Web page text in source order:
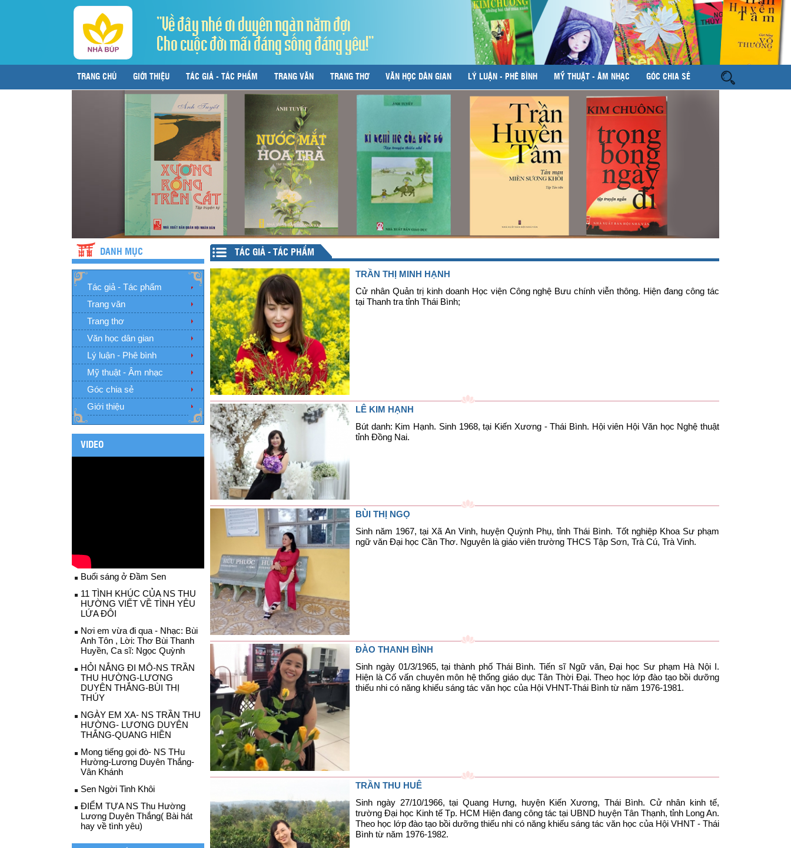
"Về đây nhé ơi duyên ngàn năm đợi
Cho cuộc đời mãi đáng sống đáng yêu!"
TRANG CHỦ GIỚI THIỆU TÁC GIẢ - TÁC PHẨM TRANG VĂN TRANG THƠ VĂN HỌC DÂN GIAN LÝ LUẬN - PHÊ BÌNH MỸ THUẬT - ÂM NHẠC GÓC CHIA SẺ
DANH MỤC
Tác giả - Tác phẩm
Trang văn
Trang thơ
Văn học dân gian
Lý luận - Phê bình
Mỹ thuật - Âm nhạc
Góc chia sẻ
Giới thiệu
VIDEO
Buổi sáng ở Đầm Sen
11 TÌNH KHÚC CỦA NS THU
HƯỜNG VIẾT VỀ TÌNH YÊU
LỨA ĐÔI
Nơi em vừa đi qua - Nhạc: Bùi
Anh Tôn , Lời: Thơ Bùi Thanh
Huyền, Ca sĩ: Ngọc Quỳnh
HỎI NẮNG ĐI MÔ-NS TRẦN
THU HƯỜNG-LƯƠNG
DUYÊN THẮNG-BÙI THỊ
THÚY
NGÀY EM XA- NS TRẦN THU
HƯỜNG- LƯƠNG DUYÊN
THẮNG-QUANG HIỀN
Mong tiếng gọi đò- NS THu
Hường-Lương Duyên Thắng-
Vân Khánh
Sen Ngời Tinh Khôi
ĐIỂM TỰA NS Thu Hường
Lương Duyên Thắng( Bài hát
hay về tình yêu)
TÁC GIẢ - TÁC PHẨM
TRẦN THỊ MINH HẠNH
Cử nhân Quản trị kinh doanh Học viện Công nghệ Bưu chính viễn thông. Hiện đang công tác
tại Thanh tra tỉnh Thái Bình;
LÊ KIM HẠNH
Bút danh: Kim Hạnh. Sinh 1968, tại Kiến Xương - Thái Bình. Hội viên Hội Văn học Nghệ thuật
tỉnh Đồng Nai.
BÙI THỊ NGỌ
Sinh năm 1967, tại Xã An Vinh, huyện Quỳnh Phụ, tỉnh Thái Bình. Tốt nghiệp Khoa Sư phạm
ngữ văn Đại học Cần Thơ. Nguyên là giáo viên trường THCS Tập Sơn, Trà Cú, Trà Vinh.
ĐÀO THANH BÌNH
Sinh ngày 01/3/1965, tại thành phố Thái Bình. Tiến sĩ Ngữ văn, Đại học Sư phạm Hà Nội I.
Hiện là Cố vấn chuyên môn hệ thống giáo dục Tân Thời Đại. Theo học lớp đào tạo bồi dưỡng
thiếu nhi có năng khiếu sáng tác văn học của Hội VHNT-Thái Bình từ năm 1976-1981.
TRẦN THU HUÊ
Sinh ngày 27/10/1966, tại Quang Hưng, huyện Kiến Xương, Thái Bình. Cử nhân kinh tế,
trường Đại học Kinh tế Tp. HCM Hiện đang công tác tại UBND huyện Tân Thạnh, tỉnh Long An.
Theo học lớp đào tạo bồi dưỡng thiếu nhi có năng khiếu sáng tác văn học của Hội VHNT - Thái
Bình từ năm 1976-1982.